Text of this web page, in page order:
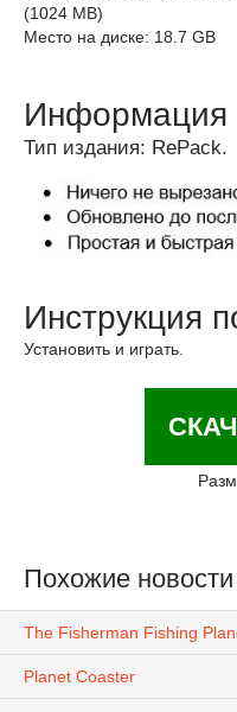
(1024 MB)
Место на диске: 18.7 GB
Информация
Тип издания: RePack.
Инструкция
Установить и играть.
Похожие новости
The Fisherman Fishing
Planet Coaster